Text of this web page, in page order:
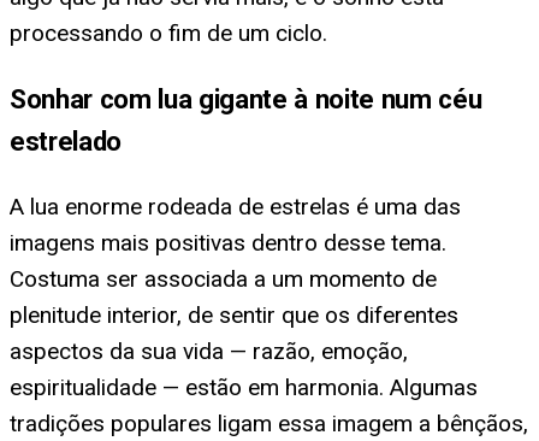
processando o fim de um ciclo.
Sonhar com lua gigante à noite num céu
estrelado
A lua enorme rodeada de estrelas é uma das
imagens mais positivas dentro desse tema.
Costuma ser associada a um momento de
plenitude interior, de sentir que os diferentes
aspectos da sua vida — razão, emoção,
espiritualidade — estão em harmonia. Algumas
tradições populares ligam essa imagem a bênçãos,